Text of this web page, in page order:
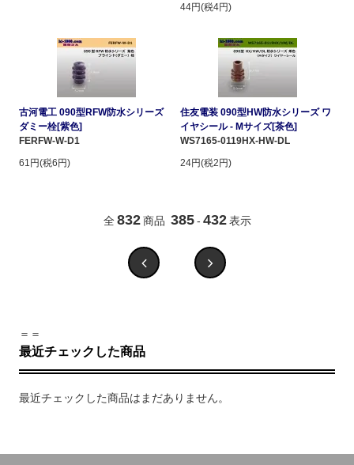
44円(税4円)
古河電工 090型RFW防水シリーズ
ダミー栓[紫色]
FERFW-W-D1
61円(税6円)
住友電装 090型HW防水シリーズ ワ
イヤシール - Mサイズ[茶色]
WS7165-0119HX-HW-DL
24円(税2円)
全 832 商品 385 - 432 表示
＝＝
最近チェックした商品
最近チェックした商品はまだありません。